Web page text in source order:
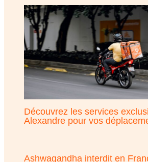
Découvrez les services
Alexandre pour vos
Ashwagandha interdit en